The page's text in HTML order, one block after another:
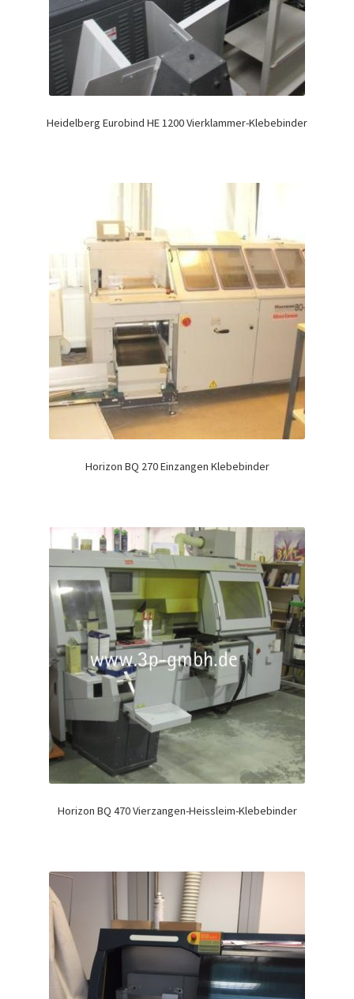
Heidelberg Eurobind HE 1200 Vierklammer-Klebebinder
Horizon BQ 270 Einzangen Klebebinder
Horizon BQ 470 Vierzangen-Heissleim-Klebebinder